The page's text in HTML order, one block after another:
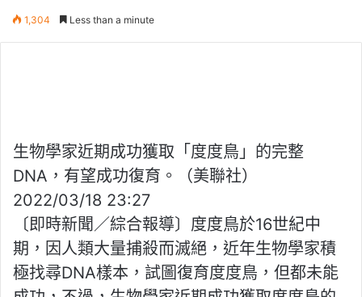
1,304 Less than a minute
生物學家近期成功獲取「度度鳥」的完整
DNA，有望成功復育。（美聯社）
2022/03/18 23:27
〔即時新聞／綜合報導〕度度鳥於16世紀中
期，因人類大量捕殺而滅絕，近年生物學家積
極找尋DNA樣本，試圖復育度度鳥，但都未能